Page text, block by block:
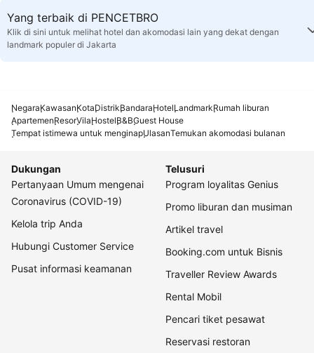
Yang terbaik di PENCETBRO
Klik di sini untuk melihat hotel dan akomodasi lain yang dekat dengan
landmark populer di Jakarta
NegaraKawasanKotaDistrikBandaraHotelLandmarkRumah liburan
ApartemenResorVilaHostelB&BGuest House
Tempat istimewa untuk menginapUlasanTemukan akomodasi bulanan
Dukungan
Pertanyaan Umum mengenai
Coronavirus (COVID-19)
Kelola trip Anda
Hubungi Customer Service
Pusat informasi keamanan
Telusuri
Program loyalitas Genius
Promo liburan dan musiman
Artikel travel
Booking.com untuk Bisnis
Traveller Review Awards
Rental Mobil
Pencari tiket pesawat
Reservasi restoran